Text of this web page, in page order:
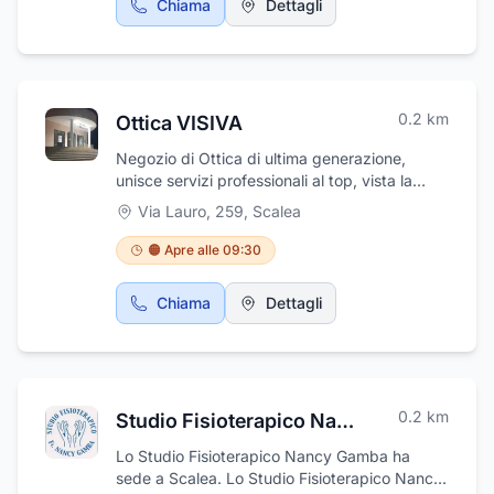
Chiama Dettagli
Ottica VISIVA 0.2 km
Negozio di Ottica di ultima generazione,
unisce servizi professionali al top, vista la
presenza di ottici e oculisti ad un eccellente
rapporto qualità/prezzo
Via Lauro, 259, Scalea
🟠 Apre alle 09:30
Chiama Dettagli
Studio Fisioterapico Nancy Gamba 0.2 km
Lo Studio Fisioterapico Nancy Gamba ha
sede a Scalea. Lo Studio Fisioterapico Nancy